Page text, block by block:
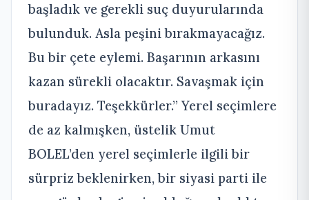
başladık ve gerekli suç duyurularında
bulunduk. Asla peşini bırakmayacağız.
Bu bir çete eylemi. Başarının arkasını
kazan sürekli olacaktır. Savaşmak için
buradayız. Teşekkürler.’’ Yerel seçimlere
de az kalmışken, üstelik Umut
BOLEL’den yerel seçimlerle ilgili bir
sürpriz beklenirken, bir siyasi parti ile